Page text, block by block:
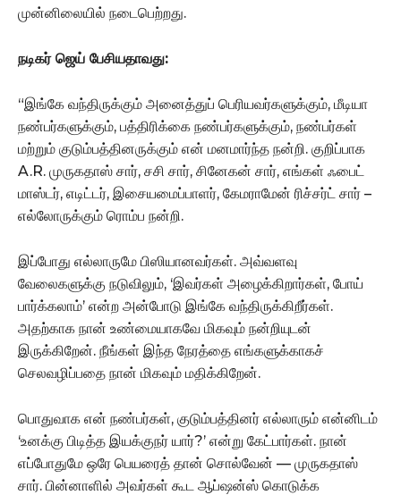
முன்னிலையில் நடைபெற்றது.
நடிகர் ஜெய் பேசியதாவது:
“இங்கே வந்திருக்கும் அனைத்துப் பெரியவர்களுக்கும், மீடியா
நண்பர்களுக்கும், பத்திரிக்கை நண்பர்களுக்கும், நண்பர்கள்
மற்றும் குடும்பத்தினருக்கும் என் மனமார்ந்த நன்றி. குறிப்பாக
A.R. முருகதாஸ் சார், சசி சார், சினேகன் சார், எங்கள் ஃபைட்
மாஸ்டர், எடிட்டர், இசையமைப்பாளர், கேமராமேன் ரிச்சர்ட் சார் –
எல்லோருக்கும் ரொம்ப நன்றி.
இப்போது எல்லாருமே பிஸியானவர்கள். அவ்வளவு
வேலைகளுக்கு நடுவிலும், ‘இவர்கள் அழைக்கிறார்கள், போய்
பார்க்கலாம்’ என்ற அன்போடு இங்கே வந்திருக்கிறீர்கள்.
அதற்காக நான் உண்மையாகவே மிகவும் நன்றியுடன்
இருக்கிறேன். நீங்கள் இந்த நேரத்தை எங்களுக்காகச்
செலவழிப்பதை நான் மிகவும் மதிக்கிறேன்.
பொதுவாக என் நண்பர்கள், குடும்பத்தினர் எல்லாரும் என்னிடம்
‘உனக்கு பிடித்த இயக்குநர் யார்?’ என்று கேட்பார்கள். நான்
எப்போதுமே ஒரே பெயரைத் தான் சொல்வேன் — முருகதாஸ்
சார். பின்னாளில் அவர்கள் கூட ஆப்ஷன்ஸ் கொடுக்க